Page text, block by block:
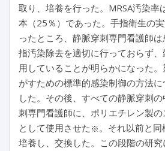
取り、培養を行った。MRSA汚染
本（25％）であった。手指衛生の
ったところ、静脈穿刺専門看護師
指汚染除去を適切に行っておらず
用していることが明らかになった
がすための標準的感染制御の方法
した。その後、すべての静脈穿刺
刺専門看護師に、ポリエチレン製
として使用させた ※ 。それ以前と
培養し、交換した。この段階の研